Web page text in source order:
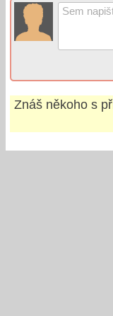
Znáš někoho s